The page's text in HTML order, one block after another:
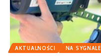
AKTUALNOŚCI NA SYGNALE